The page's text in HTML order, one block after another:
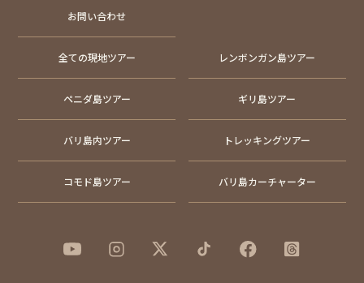
お問い合わせ
全ての現地ツアー レンボンガン島ツアー
ペニダ島ツアー ギリ島ツアー
バリ島内ツアー トレッキングツアー
コモド島ツアー バリ島カーチャーター